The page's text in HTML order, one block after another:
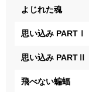
よじれた魂
思い込み PARTⅠ
思い込み PARTⅡ
飛べない蝙蝠